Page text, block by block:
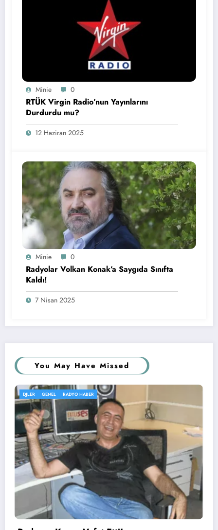
Minie 0
RTÜK Virgin Radio’nun Yayınlarını
Durdurdu mu?
12 Haziran 2025
Minie 0
Radyolar Volkan Konak’a Saygıda Sınıfta
Kaldı!
7 Nisan 2025
You May Have Missed
GENEL
Radyo Fenomen’in Yeni